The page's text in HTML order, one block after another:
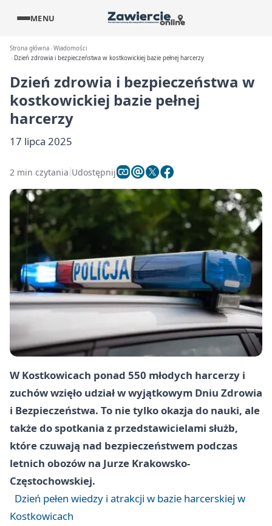
MENU
Strona główna Wiadomości
Dzień zdrowia i bezpieczeństwa w kostkowickiej bazie pełnej harcerzy
Dzień zdrowia i bezpieczeństwa w
kostkowickiej bazie pełnej
harcerzy
17 lipca 2025
2 min czytania Udostępnij
W Kostkowicach ponad 550 młodych harcerzy i
zuchów wzięło udział w wyjątkowym Dniu Zdrowia
i Bezpieczeństwa. To nie tylko okazja do nauki, ale
także do spotkania z przedstawicielami służb,
które czuwają nad bezpieczeństwem podczas
letnich obozów na Jurze Krakowsko-
Częstochowskiej.
Dzień pełen wiedzy i atrakcji w bazie harcerskiej w
Kostkowicach